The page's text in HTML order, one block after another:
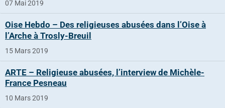
07 Mai 2019
Oise Hebdo – Des religieuses abusées dans l’Oise à
l’Arche à Trosly-Breuil
15 Mars 2019
ARTE – Religieuse abusées, l’interview de Michèle-
France Pesneau
10 Mars 2019